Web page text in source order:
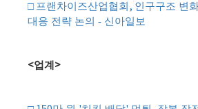
□ 프랜차이즈산업협회 , 인구구조 변
대응 전략 논의 - 신아일보
<업계 >